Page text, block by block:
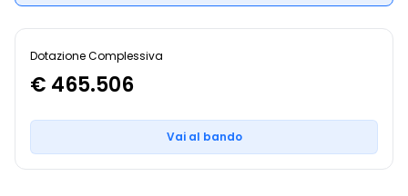
Dotazione Complessiva
€ 465.506
Vai al bando